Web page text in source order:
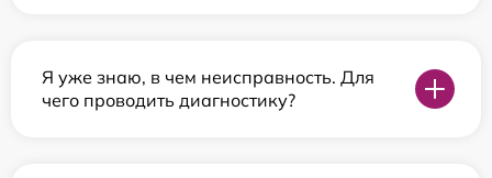
Я уже знаю, в чем неисправность. Для
чего проводить диагностику?